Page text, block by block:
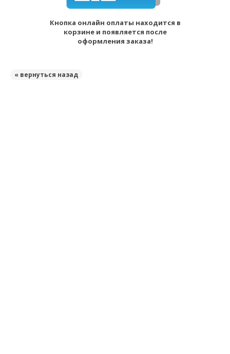
Кнопка онлайн оплаты находится в
корзине и появляется после
оформления заказа!
« вернуться назад